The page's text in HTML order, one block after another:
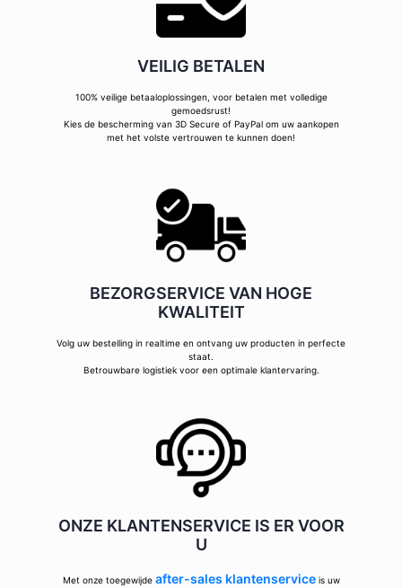
VEILIG BETALEN
100% veilige betaaloplossingen, voor betalen met volledige
gemoedsrust!
Kies de bescherming van 3D Secure of PayPal om uw aankopen
met het volste vertrouwen te kunnen doen!
BEZORGSERVICE VAN HOGE
KWALITEIT
Volg uw bestelling in realtime en ontvang uw producten in perfecte
staat.
Betrouwbare logistiek voor een optimale klantervaring.
ONZE KLANTENSERVICE IS ER VOOR
U
Met onze toegewijde after-sales klantenserviceis uw